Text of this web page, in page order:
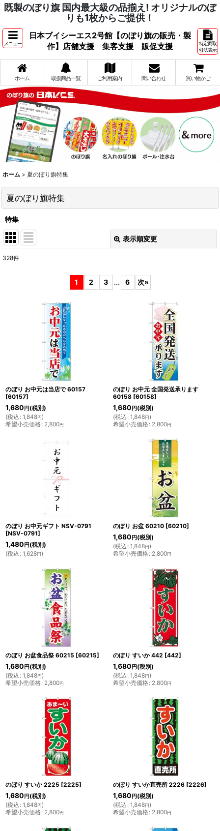
既製のぼり旗 国内最大級の品揃え! オリジナルのぼ
りも1枚からご提供！
メニュー
日本ブイシーエス2号館【のぼり旗の販売・製
作】店舗支援 集客支援 販促支援
特定商取
引法表示
ホーム 取扱商品一覧 ご利用案内 問い合わせ 買い物かご
ホーム > 夏のぼり旗特集
夏のぼり旗特集
特集
表示順変更
328件
1 2 3 ... 6 次»
のぼり お中元は当店で 60157
[60157]
1,680 円 (税別)
(税込 : 1,848円)
希望小売価格: 2,800円
のぼり お中元 全国発送承ります
60158 [60158]
1,680 円 (税別)
(税込 : 1,848円)
希望小売価格: 2,800円
のぼり お中元ギフト NSV-0791
[NSV-0791]
1,480 円 (税別)
(税込 : 1,628円)
のぼり お盆 60210 [60210]
1,680 円 (税別)
(税込 : 1,848円)
希望小売価格: 2,800円
のぼり お盆食品祭 60215 [60215]
1,680 円 (税別)
(税込 : 1,848円)
希望小売価格: 2,800円
のぼり すいか 442 [442]
1,680 円 (税別)
(税込 : 1,848円)
希望小売価格: 2,800円
のぼり すいか 2225 [2225]
1,680 円 (税別)
(税込 : 1,848円)
希望小売価格: 2,800円
のぼり すいか直売所 2226 [2226]
1,680 円 (税別)
(税込 : 1,848円)
希望小売価格: 2,800円